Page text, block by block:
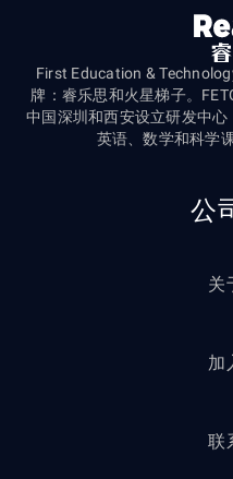
First Education &
牌：睿乐思和火星梯子。
中国深圳和西安设立研发中
英语、数学和科学
公
关
加
联